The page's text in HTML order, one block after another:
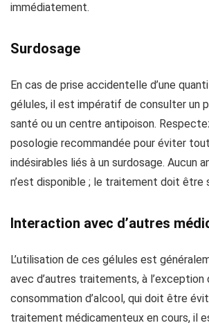
immédiatement.
Surdosage
En cas de prise accidentelle d’une
gélules, il est impératif de consulter un
santé ou un centre antipoison.
posologie recommandée pour éviter
indésirables liés à un surdosage. Aucun
n’est disponible ; le traitement doit être
Interaction avec d’autres
L’utilisation de ces gélules est
avec d’autres traitements, à l’exception
consommation d’alcool, qui doit être
traitement médicamenteux en cours, il